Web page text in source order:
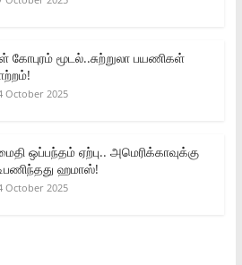
கோபுரம் மூடல்..சுற்றுலா பயணிகள்
October 2025
ஒப்பந்தம் ஏற்பு.. அமெரிக்காவுக்கு
ஹமாஸ்!
October 2025